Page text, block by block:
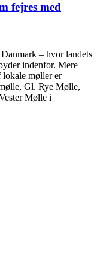
fejres med
– hvor landets
indenfor. Mere
lokale møller er
Gl. Rye Mølle,
Mølle i